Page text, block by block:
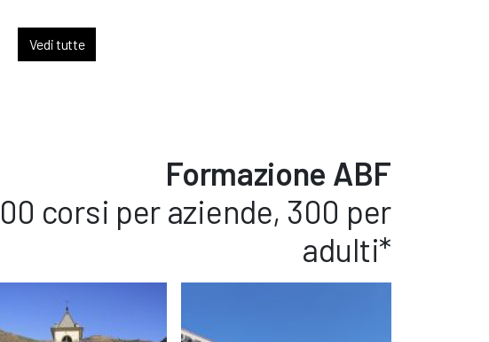
Vedi tutte
Formazione ABF
corsi per aziende, 300 per
adulti*